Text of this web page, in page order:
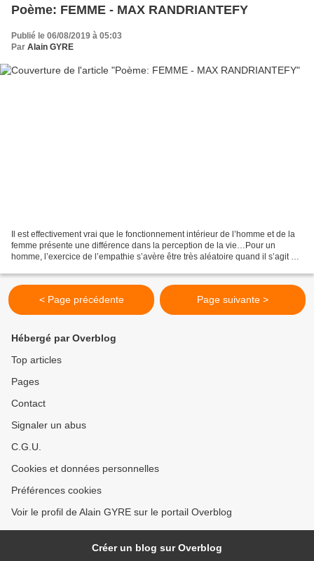
Poème: FEMME - MAX RANDRIANTEFY
Publié le 06/08/2019 à 05:03
Par Alain GYRE
Il est effectivement vrai que le fonctionnement intérieur de l’homme et de la
femme présente une différence dans la perception de la vie…Pour un
homme, l’exercice de l’empathie s’avère être très aléatoire quand il s’agit de
< Page précédente Page suivante >
Hébergé par Overblog
Top articles
Pages
Contact
Signaler un abus
C.G.U.
Cookies et données personnelles
Préférences cookies
Voir le profil de Alain GYRE sur le portail Overblog
Créer un blog sur Overblog